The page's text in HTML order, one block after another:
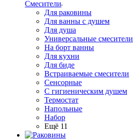
Смесители
Для раковины
Для ванны с душем
Для душа
Универсальные смесители
На борт ванны
Для кухни
Для биде
Встраиваемые смесители
Сенсорные
С гигиеническим душем
Термостат
Напольные
Набор
Ещё 11